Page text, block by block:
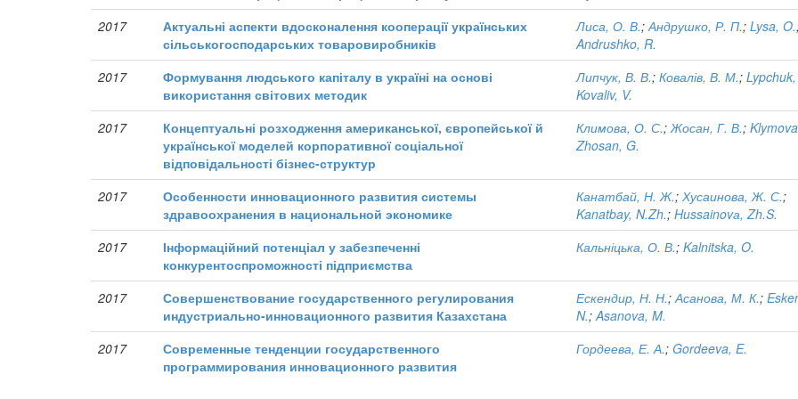
2017
Актуальні аспекти вдосконалення кооперації українських
сільськогосподарських товаровиробників
Лиса, О. В.;Андрушко, Р. П.;Lysa, O.
Andrushko, R.
2017
Формування людського капіталу в україні на основі
використання світових методик
Липчук, В. В.;Ковалів, В. М.;
Kovaliv, V.
2017
Концептуальні розходження американської, європейської й
української моделей корпоративної соціальної
відповідальності бізнес-структур
Климова, О. С.;Жосан, Г. В.;
Zhosan, G.
2017
Особенности инновационного развития системы
здравоохранения в национальной экономике
Канатбай, Н. Ж.;Хусаинова, Ж. С.;
Kanatbay, N.Zh.;Hussainovа, Zh.S.
2017
Інформаційний потенціал у забезпеченні
конкурентоспроможності підприємства
Кальніцька, О. В.;Kalnitska, O.
2017
Совершенствование государственного регулирования
индустриально-инновационного развития Казахстана
Ескендир, Н. Н.;Асанова, М. К.;
N.;Asanova, M.
2017
Современные тенденции государственного
программирования инновационного развития
Гордеева, Е. А.; Gordeeva, E.